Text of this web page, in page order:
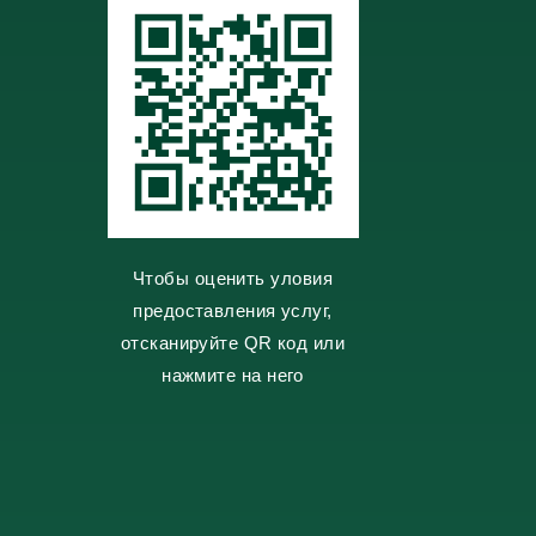
i
Чтобы оценить уловия
предоставления услуг,
отсканируйте QR код или
нажмите на него